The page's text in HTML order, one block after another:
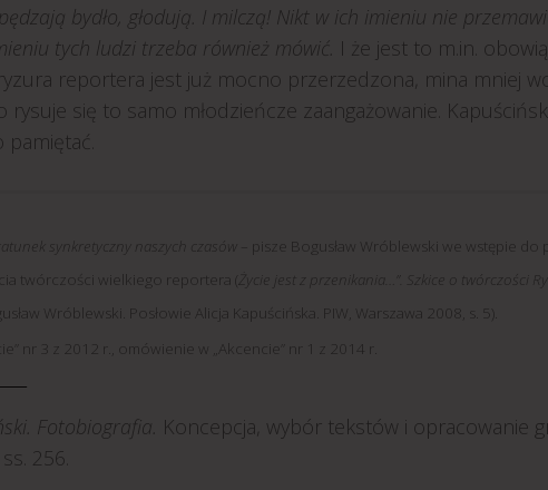
bydło, głodują. I milczą! Nikt w ich imieniu nie
tych ludzi trzeba również mówić.
I że jest to m.in.
reportera jest już mocno przerzedzona, mina mniej
rysuje się to samo młodzieńcze zaangażowanie.
synkretyczny naszych czasów
– pisze Bogusław Wróblewski we wstępie
twórczości wielkiego reportera ( Życie jest z przenikania…”. Szkice o twórczości
Wróblewski. Posłowie Alicja Kapuścińska. PIW, Warszawa 2008, s. 5).
nr 3 z 2012 r., omówienie w „Akcencie” nr 1 z 2014 r.
Fotobiografia. Koncepcja, wybór tekstów i opracowanie
256.